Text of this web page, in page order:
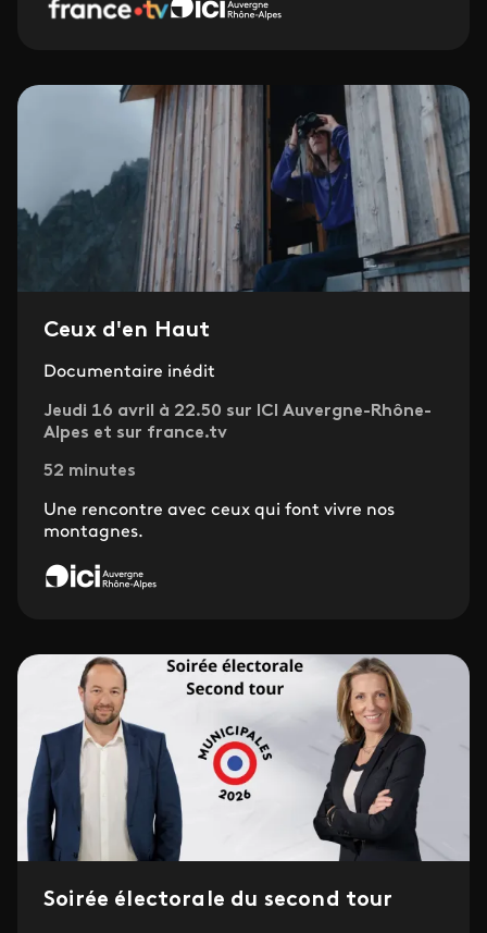
Ceux d'en Haut
Documentaire inédit
Jeudi 16 avril à 22.50 sur ICI Auvergne-Rhône-
Alpes et sur france.tv
52 minutes
Une rencontre avec ceux qui font vivre nos
montagnes.
Soirée électorale du second tour